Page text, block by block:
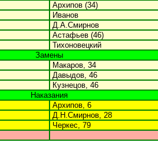
Архипов (34)
Иванов
Д.А.Смирнов
Астафьев (46)
Тихоновецкий
Замены
Макаров, 34
Давыдов, 46
Кузнецов, 46
Наказания
Архипов, 6
Д.Н.Смирнов, 28
Черкес, 79